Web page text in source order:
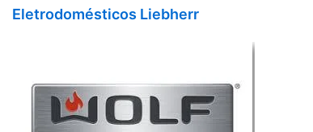
Eletrodomésticos Liebherr